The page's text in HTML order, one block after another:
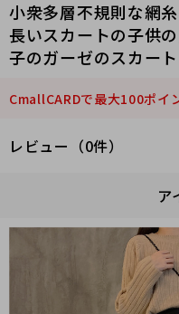
小衆多層不規則な網
長いスカートの子供
子のガーゼのスカート
CmallCARDで最大100ポイ
レビュー（0件）
ア